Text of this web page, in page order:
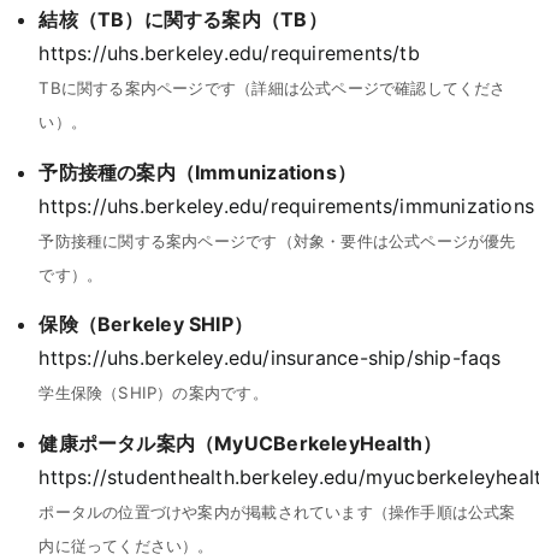
結核（TB）に関する案内（TB ）
https://uhs.berkeley.edu/requirements/tb
TBに関する案内ページです（詳細は公式ページで確認してくださ
い）。
予防接種の案内（Immunizations）
https://uhs.berkeley.edu/requirements/immunizations
予防接種に関する案内ページです（対象・要件は公式ページが優先
です）。
保険（Berkeley SHIP）
https://uhs.berkeley.edu/insurance-ship/ship-faqs
学生保険（SHIP）の案内です。
健康ポータル案内（MyUCBerkeleyHealth）
https://studenthealth.berkeley.edu/
ポータルの位置づけや案内が掲載されています（操作手順は公式案
内に従ってください）。